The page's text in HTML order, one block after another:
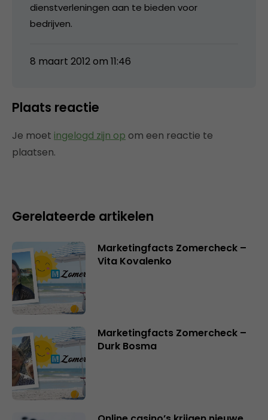
dienstverleningen aan te bieden voor
bedrijven.
8 maart 2012 om 11:46
Plaats reactie
Je moet ingelogd zijn op om een reactie te
plaatsen.
Gerelateerde artikelen
Marketingfacts Zomercheck –
Vita Kovalenko
Marketingfacts Zomercheck –
Durk Bosma